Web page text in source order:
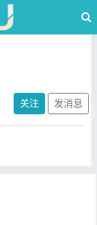
关注 发消息